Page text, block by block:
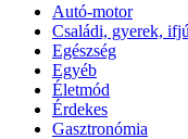
Autó-motor
Családi, gyerek,
Egészség
Egyéb
Életmód
Érdekes
Gasztronómia